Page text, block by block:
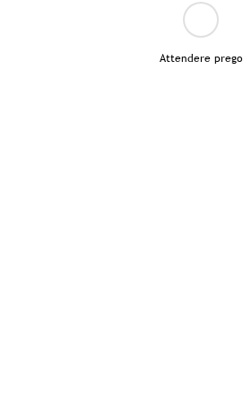
Attendere prego